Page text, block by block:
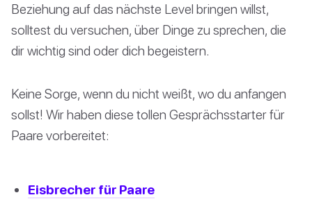
Beziehung auf das nächste Level bringen willst,
solltest du versuchen, über Dinge zu sprechen, die
dir wichtig sind oder dich begeistern.
Keine Sorge, wenn du nicht weißt, wo du anfangen
sollst! Wir haben diese tollen Gesprächsstarter für
Paare vorbereitet:
Eisbrecher für Paare